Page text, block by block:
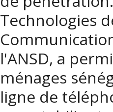
Technologies
l'ANSD, a
ménages
ligne de